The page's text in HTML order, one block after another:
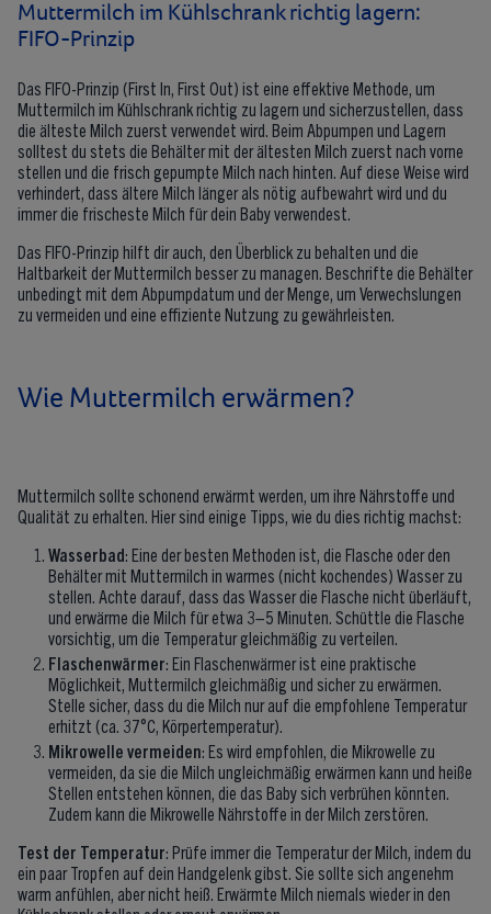
Muttermilch im Kühlschrank richtig lagern:
FIFO-Prinzip
Das FIFO-Prinzip (First In, First Out) ist eine effektive Methode, um
Muttermilch im Kühlschrank richtig zu lagern und sicherzustellen, dass
die älteste Milch zuerst verwendet wird. Beim Abpumpen und Lagern
solltest du stets die Behälter mit der ältesten Milch zuerst nach vorne
stellen und die frisch gepumpte Milch nach hinten. Auf diese Weise wird
verhindert, dass ältere Milch länger als nötig aufbewahrt wird und du
immer die frischeste Milch für dein Baby verwendest.
Das FIFO-Prinzip hilft dir auch, den Überblick zu behalten und die
Haltbarkeit der Muttermilch besser zu managen. Beschrifte die Behälter
unbedingt mit dem Abpumpdatum und der Menge, um Verwechslungen
zu vermeiden und eine effiziente Nutzung zu gewährleisten.
Wie Muttermilch erwärmen?
Muttermilch sollte schonend erwärmt werden, um ihre Nährstoffe und
Qualität zu erhalten. Hier sind einige Tipps, wie du dies richtig machst:
Wasserbad: Eine der besten Methoden ist, die Flasche oder den
Behälter mit Muttermilch in warmes (nicht kochendes) Wasser zu
stellen. Achte darauf, dass das Wasser die Flasche nicht überläuft,
und erwärme die Milch für etwa 3–5 Minuten. Schüttle die Flasche
vorsichtig, um die Temperatur gleichmäßig zu verteilen.
Flaschenwärmer: Ein Flaschenwärmer ist eine praktische
Möglichkeit, Muttermilch gleichmäßig und sicher zu erwärmen.
Stelle sicher, dass du die Milch nur auf die empfohlene Temperatur
erhitzt (ca. 37°C, Körpertemperatur).
Mikrowelle vermeiden: Es wird empfohlen, die Mikrowelle zu
vermeiden, da sie die Milch ungleichmäßig erwärmen kann und heiße
Stellen entstehen können, die das Baby sich verbrühen könnten.
Zudem kann die Mikrowelle Nährstoffe in der Milch zerstören.
Test der Temperatur: Prüfe immer die Temperatur der Milch, indem du
ein paar Tropfen auf dein Handgelenk gibst. Sie sollte sich angenehm
warm anfühlen, aber nicht heiß. Erwärmte Milch niemals wieder in den